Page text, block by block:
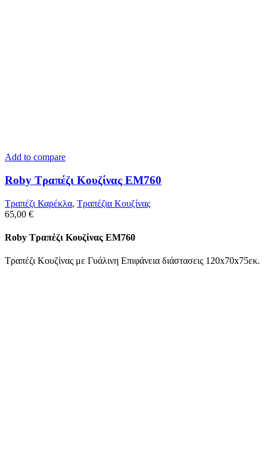
Add to compare
Roby Τραπέζι Κουζίνας ΕΜ760
Τραπέζι Καρέκλα, Tραπέζια Κουζίνας
65,00 €
Roby Τραπέζι Κουζίνας ΕΜ760
Τραπέζι Κουζίνας με Γυάλινη Επιφάνεια διάστασεις 120x70x75εκ.